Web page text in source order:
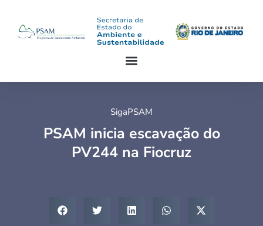
SigaPSAM
PSAM inicia escavação do
PV244 na Fiocruz